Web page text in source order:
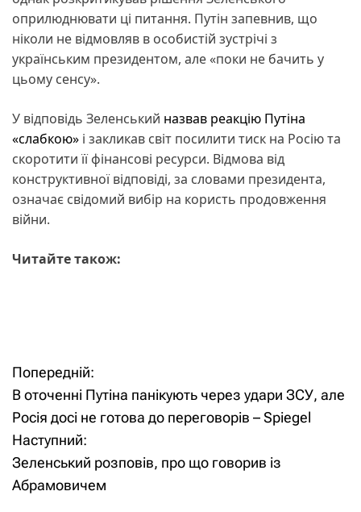
оприлюднювати ці питання. Путін запевнив, що
ніколи не відмовляв в особистій зустрічі з
українським президентом, але «поки не бачить у
цьому сенсу».
У відповідь Зеленський назвав реакцію Путіна
«слабкою» і закликав світ посилити тиск на Росію та
скоротити її фінансові ресурси. Відмова від
конструктивної відповіді, за словами президента,
означає свідомий вибір на користь продовження
війни.
Читайте також:
Н
а
в
і
Попередній:
В оточенні Путіна панікують через удари ЗСУ, але
Росія досі не готова до переговорів – Spiegel
Наступний:
Зеленський розповів, про що говорив із
Абрамовичем